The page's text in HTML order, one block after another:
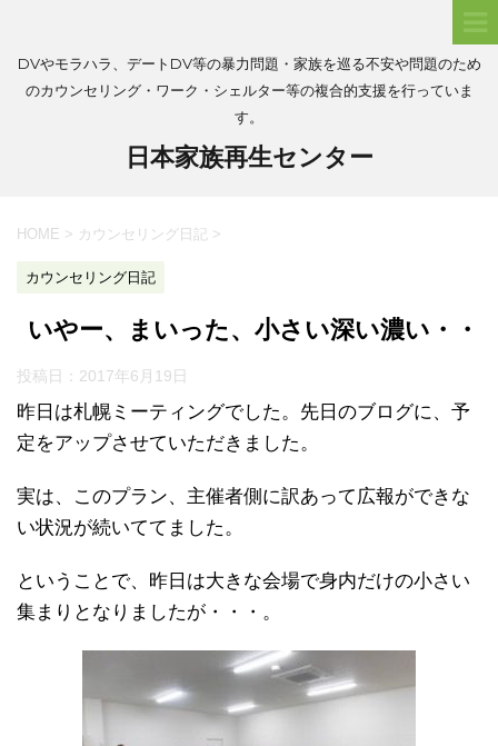
DVやモラハラ、デートDV等の暴力問題・家族を巡る不安や問題のため
のカウンセリング・ワーク・シェルター等の複合的支援を行っていま
す。
日本家族再生センター
HOME > カウンセリング日記 >
カウンセリング日記
いやー、まいった、小さい深い濃い・・
投稿日： 2017年6月19日
昨日は札幌ミーティングでした。先日のブログに、予
定をアップさせていただきました。
実は、このプラン、主催者側に訳あって広報ができな
い状況が続いててました。
ということで、昨日は大きな会場で身内だけの小さい
集まりとなりましたが・・・。